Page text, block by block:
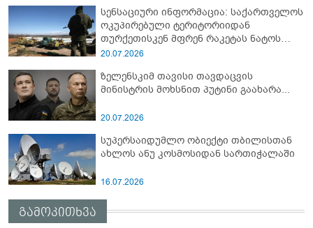
სენსაციური ინფორმაცია: საქართველოს
ოკუპირებული ტერიტორიიდან
თურქეთისკენ მფრენ რაკეტას ნატოს
სამიტი კინაღამ ჩაუშლია
20.07.2026
ზელენსკიმ თავისი თავდაცვის
მინისტრის მოხსნით პუტინი გაახარა...
20.07.2026
სუპერსაიდუმლო ობიექტი თბილისთან
ახლოს ანუ კოსმოსიდან სართიჭალაში
16.07.2026
გამოკითხვა